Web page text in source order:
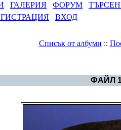
ГАЛЕРИЯ ФОРУМ
ВХОД
Списък от албуми ::
ФАЙЛ